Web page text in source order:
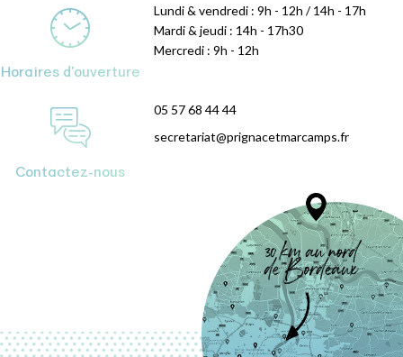
Horaires d'ouverture
Lundi & vendredi : 9h - 12h / 14h - 17h
Mardi & jeudi : 14h - 17h30
Mercredi : 9h - 12h
Contactez-nous
05 57 68 44 44
secretariat@prignacetmarcamps.fr